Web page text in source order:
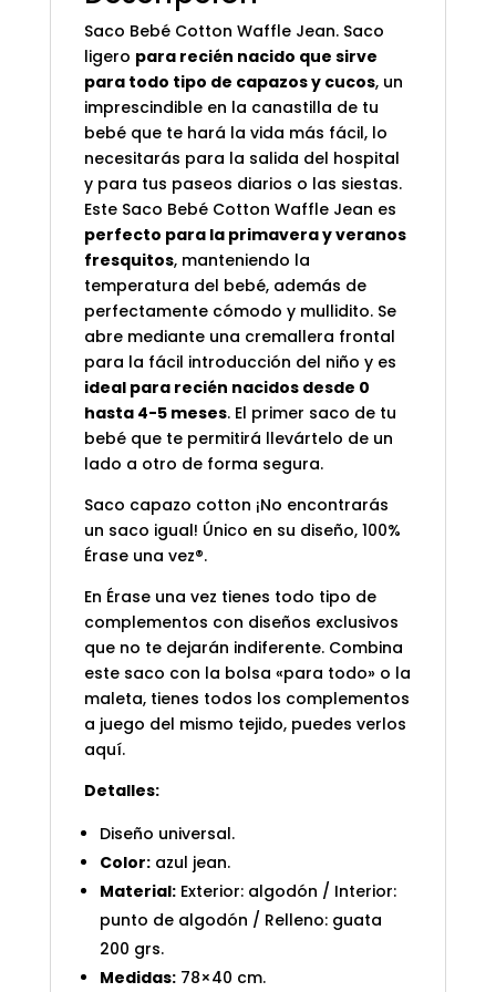
Saco Bebé Cotton Waffle Jean. Saco
ligero para recién nacido que sirve
para todo tipo de capazos y cucos, un
imprescindible en la canastilla de tu
bebé que te hará la vida más fácil, lo
necesitarás para la salida del hospital
y para tus paseos diarios o las siestas.
Este Saco Bebé Cotton Waffle Jean es
perfecto para la primavera y veranos
fresquitos, manteniendo la
temperatura del bebé, además de
perfectamente cómodo y mullidito. Se
abre mediante una cremallera frontal
para la fácil introducción del niño y es
ideal para recién nacidos desde 0
hasta 4-5 meses. El primer saco de tu
bebé que te permitirá llevártelo de un
lado a otro de forma segura.
Saco capazo cotton ¡No encontrarás
un saco igual! Único en su diseño, 100%
Érase una vez®.
En Érase una vez tienes todo tipo de
complementos con diseños exclusivos
que no te dejarán indiferente. Combina
este saco con la bolsa «para todo» o la
maleta, tienes todos los complementos
a juego del mismo tejido, puedes verlos
aquí.
Detalles:
Diseño universal.
Color:azul jean.
Material:Exterior: algodón / Interior:
punto de algodón / Relleno: guata
200 grs.
Medidas:78×40 cm.